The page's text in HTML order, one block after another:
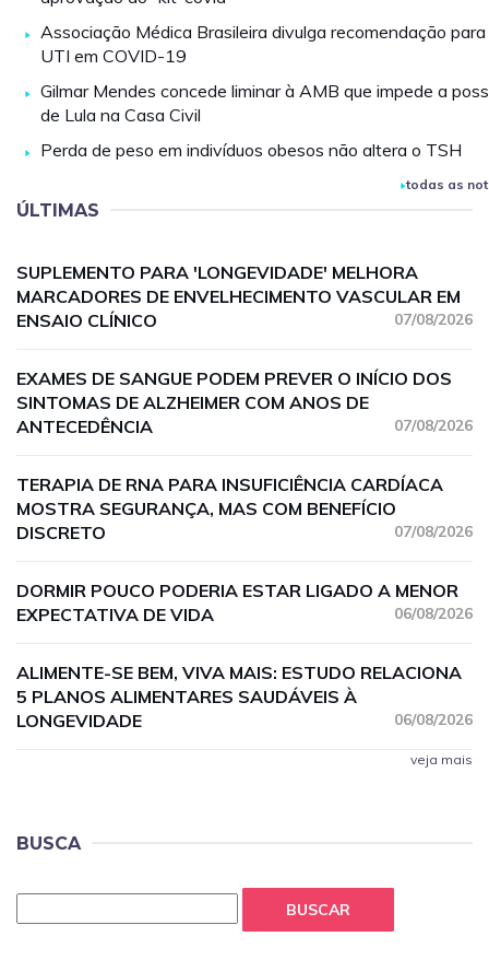
Associação Médica Brasileira divulga recomendação para
UTI em COVID-19
Gilmar Mendes concede liminar à AMB que impede a
de Lula na Casa Civil
Perda de peso em indivíduos obesos não altera o TSH
todas as
ÚLTIMAS
SUPLEMENTO PARA 'LONGEVIDADE' MELHORA
MARCADORES DE ENVELHECIMENTO VASCULAR EM
ENSAIO CLÍNICO
07/08/2026
EXAMES DE SANGUE PODEM PREVER O INÍCIO DOS
SINTOMAS DE ALZHEIMER COM ANOS DE
ANTECEDÊNCIA
07/08/2026
TERAPIA DE RNA PARA INSUFICIÊNCIA CARDÍACA
MOSTRA SEGURANÇA, MAS COM BENEFÍCIO
DISCRETO
07/08/2026
DORMIR POUCO PODERIA ESTAR LIGADO A MENOR
EXPECTATIVA DE VIDA
06/08/2026
ALIMENTE-SE BEM, VIVA MAIS: ESTUDO RELACIONA
5 PLANOS ALIMENTARES SAUDÁVEIS À
LONGEVIDADE
06/08/2026
veja mais
BUSCA
BUSCAR